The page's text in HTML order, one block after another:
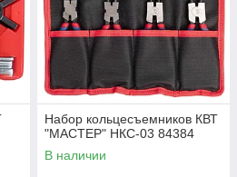
Набор кольцесъемников КВТ
"МАСТЕР" НКС-03 84384
В наличии